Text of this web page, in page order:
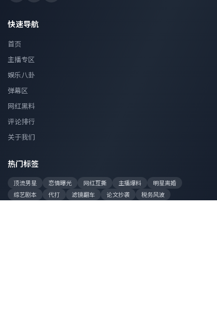
快速导航
首页
主播专区
娱乐八卦
弹幕区
网红黑料
评论排行
关于我们
热门标签
顶流男星 恋情曝光 网红互撕 主播爆料
明星离婚
综艺剧本
代打 滤镜翻车 论文抄袭 税务风波